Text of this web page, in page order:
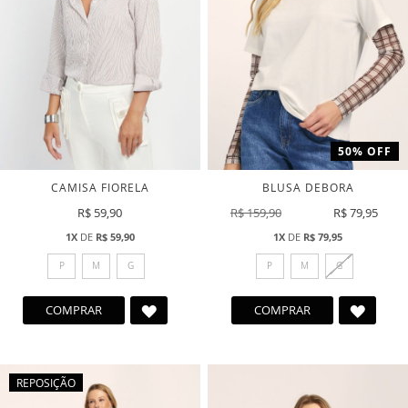
CAMISA FIORELA
R$ 59,90
1XDE R$ 59,90
P M G
COMPRAR
ADICIONAR
50% OFF
BLUSA DEBORA
R$ 79,95
R$ 159,90
1X DE R$ 79,95
P M G
COMPRAR
REPOSIÇÃO